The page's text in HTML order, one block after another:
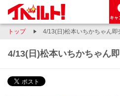
キャ
トップ 4/13(日)松本いちかちゃん即
4/13(日)松本いちかちゃん即